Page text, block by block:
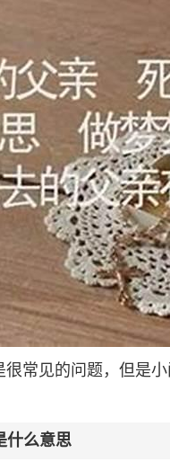
常见的问题，但是
什么意思